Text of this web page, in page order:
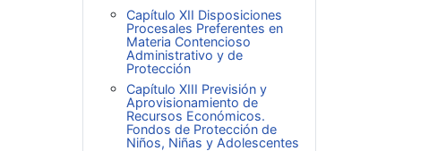
Capítulo XII Disposiciones
Procesales Preferentes en
Materia Contencioso
Administrativo y de
Protección
Capítulo XIII Previsión y
Aprovisionamiento de
Recursos Económicos.
Fondos de Protección de
Niños, Niñas y Adolescentes